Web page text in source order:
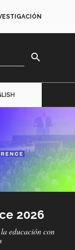
search
2026
educación con